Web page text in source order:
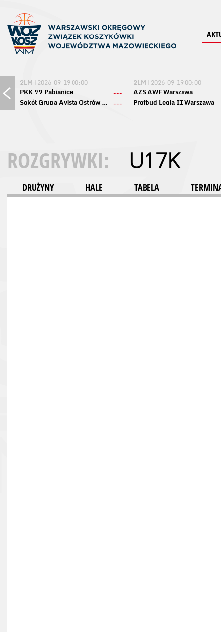
2LM | 2026-09-19 00:00
PKK 99 Pabianice
---
Sokół Grupa Avista Ostrów Maz. ---
2LM | 2026-09-19 00:00
AZS AWF Warszawa
Profbud Legia II Warszawa
ROZGRYWKI: U17K
DRUŻYNY HALE TABELA